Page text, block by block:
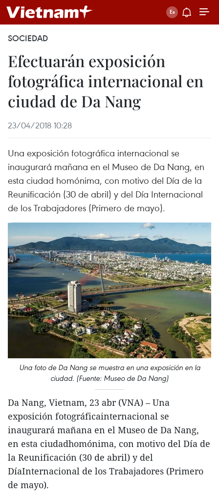
SOCIEDAD
Efectuarán exposición
fotográfica internacional en
ciudad de Da Nang
23/04/2018 10:28
Una exposición fotográfica internacional se
inaugurará mañana en el Museo de Da Nang, en
esta ciudad homónima, con motivo del Día de la
Reunificación (30 de abril) y del Día Internacional
de los Trabajadores (Primero de mayo).
Una foto de Da Nang se muestra en una exposición en la
ciudad. (Fuente: Museo de Da Nang)
Da Nang, Vietnam, 23 abr (VNA) – Una
exposición fotográficainternacional se
inaugurará mañana en el Museo de Da Nang,
en esta ciudadhomónima, con motivo del Día de
la Reunificación (30 de abril) y del
DíaInternacional de los Trabajadores (Primero
de mayo).